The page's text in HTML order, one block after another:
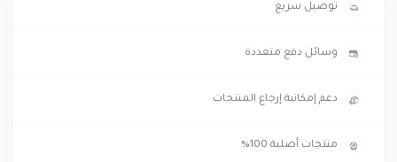
توصيل سريع
وسائل دفع متعددة
دعم إمكانية إرجاع المنتجات
منتجات أصلية 100%